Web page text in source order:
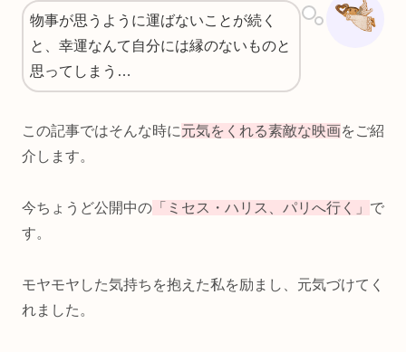
物事が思うように運ばないことが続く
と、幸運なんて自分には縁のないものと
思ってしまう…
この記事ではそんな時に元気をくれる素敵な映画をご紹
介します。
今ちょうど公開中の 「ミセス・ハリス、パリへ行く」 で
す。
モヤモヤした気持ちを抱えた私を励まし、元気づけてく
れました。